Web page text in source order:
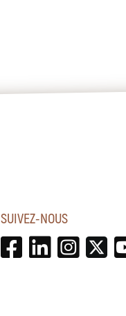
SUIVEZ-NOUS